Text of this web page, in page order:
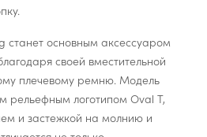
станет основным аксессуаром
своей вместительной
плечевому ремню. Модель
рельефным логотипом Oval T,
и застежкой на молнию и